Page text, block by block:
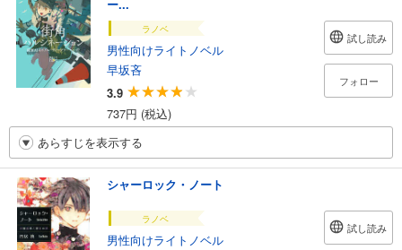
ー...
ラノベ
男性向けライトノベル
早坂吝
3.9
737円 (税込)
試し読み
フォロー
あらすじを表示する
シャーロック・ノート
ラノベ
男性向けライトノベル
試し読み